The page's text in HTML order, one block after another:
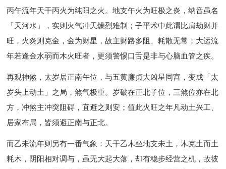
丙午流年天干丙火为纯阳之火。地支午火为旺极之炎，纳音虽名
「天河水」，实则火气冲天燥烈难制；子平术中此谓比肩劫财并
旺，火炎则克金，金为财星，故主财路多阻、耗散无常；大运流
年若逢金水弱而木火旺者，更须警惕口舌是非与心脑血管之疾。
再观神煞，太岁居正南午位，与五黄廉贞大凶星同宫，变成「太
岁头上动土」之局，煞气极重。岁破在正北子位，三煞位亦在北
方，冲煞主冲突阻碍，宜避之则安；值此火旺之年凡动土兴工、
居家布局，皆须避正南与正北。
而乙未流年则另有一番气象：天干乙木坐地支未土，木克土而土
耗木，阴阳相对调与，虽无大起大落，却有稳步经营之机，故彼